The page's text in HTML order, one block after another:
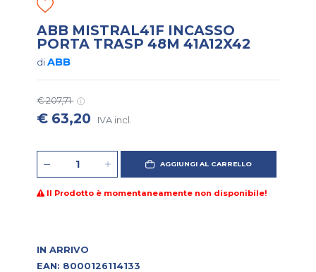
ABB MISTRAL41F INCASSO
PORTA TRASP 48M 41A12X42
diABB
€ 207,71
€ 63,20 IVA incl.
AGGIUNGI AL CARRELLO
Il Prodotto è momentaneamente non disponibile!
IN ARRIVO
EAN: 8000126114133